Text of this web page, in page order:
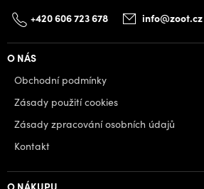
+420 606 723 678 info@zoot.cz
O NÁS
Obchodní podmínky
Zásady použití cookies
Zásady zpracování osobních údajů
Kontakt